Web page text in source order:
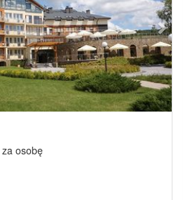
za osobę